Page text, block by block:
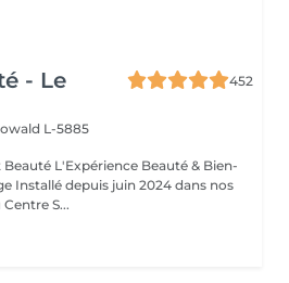
- Le
452
L-5885
& Bien-
Installé depuis juin 2024 dans nos
S...